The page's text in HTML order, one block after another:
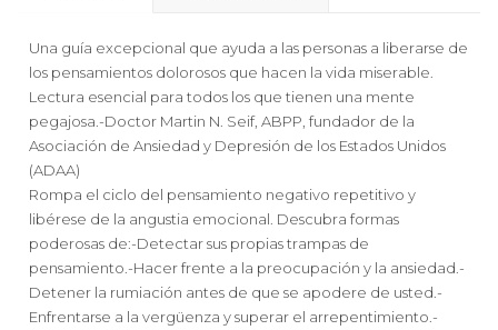
Una guía excepcional que ayuda a las personas a liberarse de
los pensamientos dolorosos que hacen la vida miserable.
Lectura esencial para todos los que tienen una mente
pegajosa.-Doctor Martin N. Seif, ABPP, fundador de la
Asociación de Ansiedad y Depresión de los Estados Unidos
(ADAA)
Rompa el ciclo del pensamiento negativo repetitivo y
libérese de la angustia emocional. Descubra formas
poderosas de:-Detectar sus propias trampas de
pensamiento.-Hacer frente a la preocupación y la ansiedad.-
Detener la rumiación antes de que se apodere de usted.-
Enfrentarse a la vergüenza y superar el arrepentimiento.-